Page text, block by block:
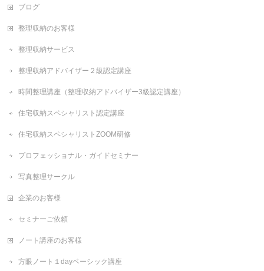
ブログ
整理収納のお客様
整理収納サービス
整理収納アドバイザー２級認定講座
時間整理講座（整理収納アドバイザー3級認定講座）
住宅収納スペシャリスト認定講座
住宅収納スペシャリストZOOM研修
プロフェッショナル・ガイドセミナー
写真整理サークル
企業のお客様
セミナーご依頼
ノート講座のお客様
方眼ノート１dayベーシック講座